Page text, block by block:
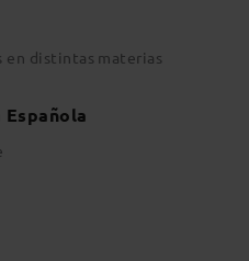
en distintas materias